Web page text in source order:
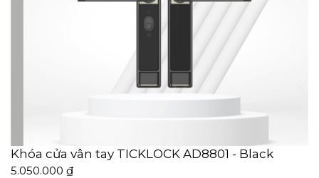
Khóa cửa vân tay TICKLOCK AD8801 - Black
5.050.000 ₫